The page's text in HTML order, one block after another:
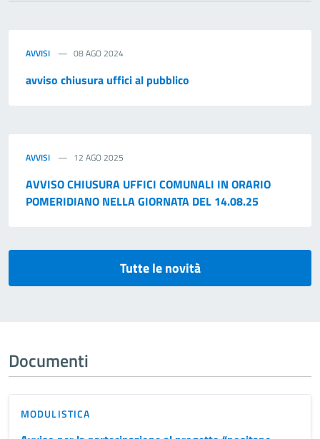
AVVISI 08 AGO 2024
avviso chiusura uffici al pubblico
AVVISI 12 AGO 2025
AVVISO CHIUSURA UFFICI COMUNALI IN ORARIO
POMERIDIANO NELLA GIORNATA DEL 14.08.25
Tutte le novità
Documenti
MODULISTICA